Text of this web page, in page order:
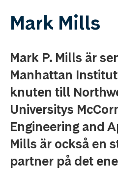
Mark Mills
Mark P. Mills är
Manhattan
knuten till
Universitys
Engineering and
Mills är också en
partner på det